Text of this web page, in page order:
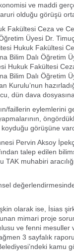
ve maddi
olduğu görüşü
Fakültesi Ceza ve
Üyesi Dr.
Hukuk Fakültesi
Bilim Dalı Öğretim
Hukuk Fakültesi
Bilim Dalı Öğretim
Kurulu’nun
dün dava
faillerin eylemlerini
görüşüne
Pervin Aksoy
talep edilen
muhabiri
olarak ise, İsias
mimari proje
ve fenni mesuller
3 sayfalık
kamu